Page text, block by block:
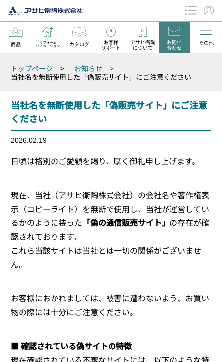
商品 リフォーム
リノベーション カタログ お客様
サポート
アサヒ衛陶
について
お問い
合わせ
その他
トップページ > お知らせ
>
当社名を無断使用した「偽販売サイト」にご注意ください
当社名を無断使用した「偽販売サイト」にご注意
ください
2026.02.19
日頃は格別のご愛顧を賜り、厚く御礼申し上げます。
現在、当社（アサヒ衛陶株式会社）の会社名や著作権表
示（コピーライト）を無断で使用し、当社が運営してい
るかのように装った 「偽の通信販売サイト」 の存在が確
認されております。
これら当該サイトは当社とは一切の関係がございませ
ん。
お客様におかれましては、被害に遭わないよう、お買い
物の際には十分にご注意ください。
■ 確認されている偽サイトの特徴
現在確認されている不審なサイトには、以下のような特